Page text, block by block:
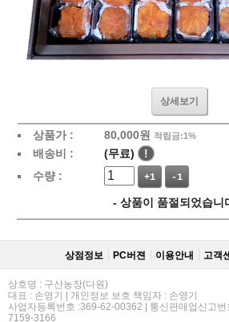
상세보기
상품가 : 80,000원 적립금:1%
배송비 : (무료)
!
수량 :
+1 -1
- 상품이 품절되었습니
상점정보 PC버젼 이용안내 고객
상호명 : 구산농장(다원)
대표 : 손영기 | 개인정보 보호 책임자 : 손영기
사업자등록번호 :369-62-00362 | 통신판매업신고
7159-3166